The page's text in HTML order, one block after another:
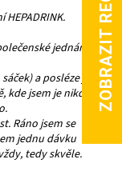
jednání, při
a posléze jsem
jsem je nikdy
Ráno jsem se
jednu dávku
tedy skvěle.